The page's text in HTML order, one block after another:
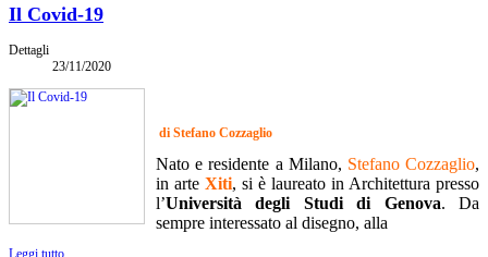
Il Covid-19
Dettagli
23/11/2020
di Stefano Cozzaglio
Nato e residente a Milano, Stefano Cozzaglio,
in arte Xiti, si è laureato in Architettura presso
l’Università degli Studi di Genova. Da
sempre interessato al disegno, alla
Leggi tutto